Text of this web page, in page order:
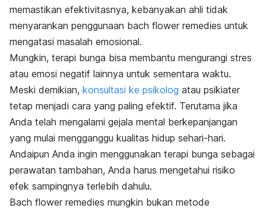
memastikan efektivitasnya, kebanyakan ahli tidak
menyarankan penggunaan bach flower remedies untuk
mengatasi masalah emosional.
Mungkin, terapi bunga bisa membantu mengurangi stres
atau emosi negatif lainnya untuk sementara waktu.
Meski demikian, konsultasi ke psikolog atau psikiater
tetap menjadi cara yang paling efektif. Terutama jika
Anda telah mengalami gejala mental berkepanjangan
yang mulai mengganggu kualitas hidup sehari-hari.
Andaipun Anda ingin menggunakan terapi bunga sebagai
perawatan tambahan, Anda harus mengetahui risiko
efek sampingnya terlebih dahulu.
Bach flower remedies mungkin bukan metode